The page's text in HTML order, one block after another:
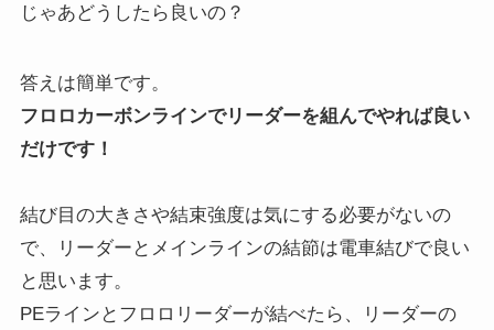
じゃあどうしたら良いの？
答えは簡単です。
フロロカーボンラインでリーダーを組んでやれば良い
だけです！
結び目の大きさや結束強度は気にする必要がないの
で、リーダーとメインラインの結節は電車結びで良い
と思います。
PEラインとフロロリーダーが結べたら、リーダーの